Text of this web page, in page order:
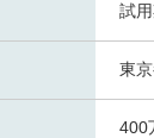
試
東
400